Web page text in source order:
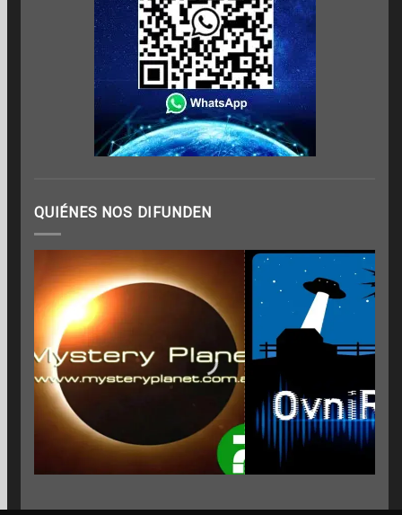
QUIÉNES NOS DIFUNDEN